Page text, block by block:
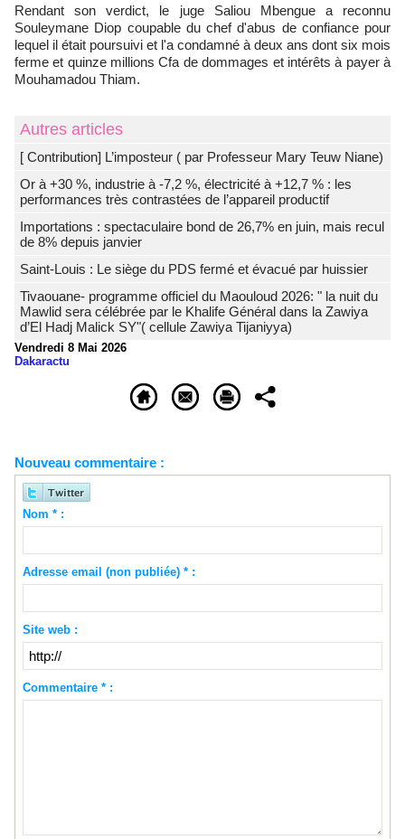
Rendant son verdict, le juge Saliou Mbengue a reconnu
Souleymane Diop coupable du chef d'abus de confiance pour
lequel il était poursuivi et l'a condamné à deux ans dont six mois
ferme et quinze millions Cfa de dommages et intérêts à payer à
Mouhamadou Thiam.
Autres articles
[ Contribution] L’imposteur ( par Professeur Mary Teuw Niane)
Or à +30 %, industrie à -7,2 %, électricité à +12,7 % : les
performances très contrastées de l’appareil productif
Importations : spectaculaire bond de 26,7% en juin, mais recul
de 8% depuis janvier
Saint-Louis : Le siège du PDS fermé et évacué par huissier
Tivaouane- programme officiel du Maouloud 2026: " la nuit du
Mawlid sera célébrée par le Khalife Général dans la Zawiya
d’El Hadj Malick SY"( cellule Zawiya Tijaniyya)
Vendredi 8 Mai 2026
Dakaractu
Nouveau commentaire :
Nom * :
Adresse email (non publiée) * :
Site web :
Commentaire * :